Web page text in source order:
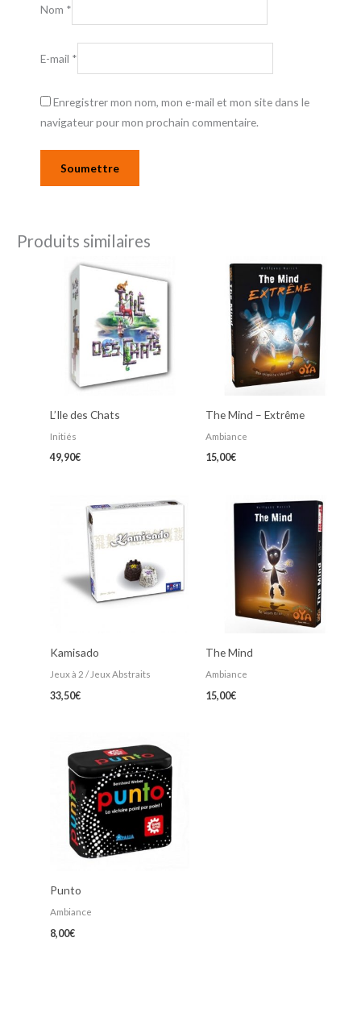
Nom *
E-mail *
Enregistrer mon nom, mon e-mail et mon site dans le
navigateur pour mon prochain commentaire.
Produits similaires
L’Ile des Chats
Initiés
49,90€
The Mind – Extrême
Ambiance
15,00€
Kamisado
Jeux à 2 / Jeux Abstraits
33,50€
The Mind
Ambiance
15,00€
Punto
Ambiance
8,00€